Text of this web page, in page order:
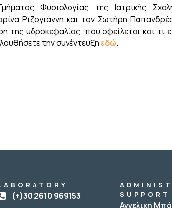
Φυσιολογίας της Ιατρικής
Ριζογιάννη και τον Σωτήρη
της υδροκεφαλίας, πού οφείλεται και τι
την συνέντευξη εδώ.
(+)30 2610 969153
SUPPORT
Αγγελική